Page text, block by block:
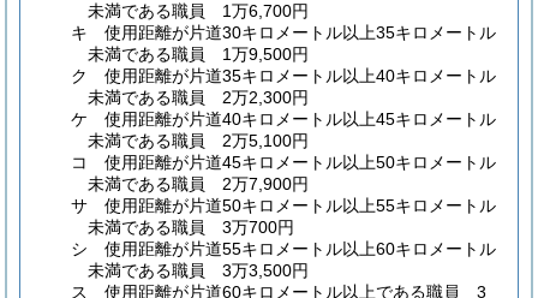
未満である職員 1万6,700円
キ
使用距離が片道30キロメートル以上35キロメートル
未満である職員 1万9,500円
ク
使用距離が片道35キロメートル以上40キロメートル
未満である職員 2万2,300円
ケ
使用距離が片道40キロメートル以上45キロメートル
未満である職員 2万5,100円
コ
使用距離が片道45キロメートル以上50キロメートル
未満である職員 2万7,900円
サ
使用距離が片道50キロメートル以上55キロメートル
未満である職員 3万700円
シ
使用距離が片道55キロメートル以上60キロメートル
未満である職員 3万3,500円
ス
使用距離が片道60キロメートル以上である職員 3